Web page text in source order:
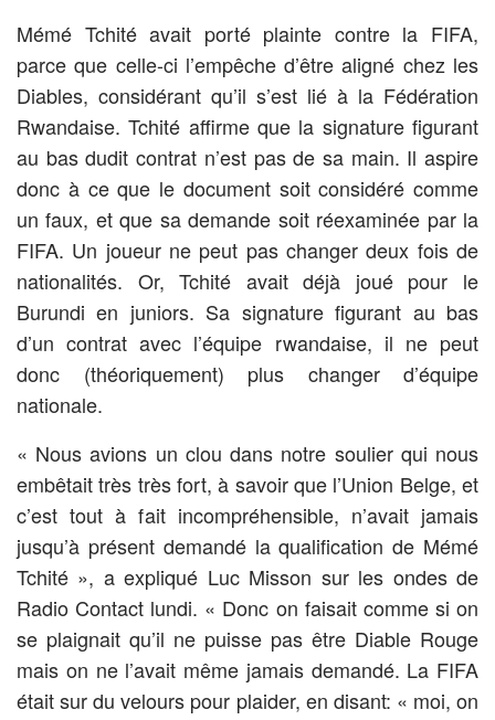
Mémé Tchité avait porté plainte contre la FIFA,
parce que celle-ci l’empêche d’être aligné chez les
Diables, considérant qu’il s’est lié à la Fédération
Rwandaise. Tchité affirme que la signature figurant
au bas dudit contrat n’est pas de sa main. Il aspire
donc à ce que le document soit considéré comme
un faux, et que sa demande soit réexaminée par la
FIFA. Un joueur ne peut pas changer deux fois de
nationalités. Or, Tchité avait déjà joué pour le
Burundi en juniors. Sa signature figurant au bas
d’un contrat avec l’équipe rwandaise, il ne peut
donc (théoriquement) plus changer d’équipe
nationale.
« Nous avions un clou dans notre soulier qui nous
embêtait très très fort, à savoir que l’Union Belge, et
c’est tout à fait incompréhensible, n’avait jamais
jusqu’à présent demandé la qualification de Mémé
Tchité », a expliqué Luc Misson sur les ondes de
Radio Contact lundi. « Donc on faisait comme si on
se plaignait qu’il ne puisse pas être Diable Rouge
mais on ne l’avait même jamais demandé. La FIFA
était sur du velours pour plaider, en disant: « moi, on